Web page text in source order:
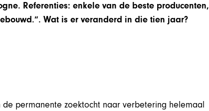
Referenties: enkele van de beste producenten,
Wat is er veranderd in die tien jaar?
permanente zoektocht naar verbetering helemaal